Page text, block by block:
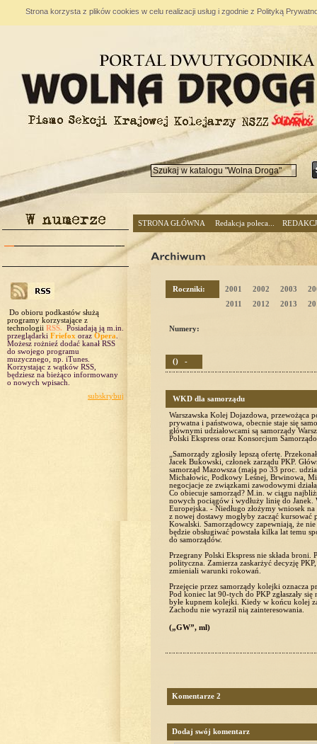
Strona korzysta z plików cookies w celu realizacji usług i zgodnie z Polityką
Do obioru podkastów służą
programy korzystające z
technologii RSS.
Posiadają ją m.in.
przeglądarki Friefox oraz Opera
Możesz rożnieź dodać kanał RSS
do swojego programu
muzycznego, np. iTunes.
Korzystając z wątków RSS,
będziesz na bieżąco informowany
o nowych wpisach.
subskrybuj
STRONA GŁÓWNA Redakcja poleca...
Roczniki: 2001 2002 2003
2011
2012 2013
Numery:
() -
WKD dla samorządu
Warszawska Kolej Dojazdowa, przewożąca
prywatna i państwowa, obecnie staje się
głównymi udziałowcami są samorządy
Polski Ekspress oraz Konsorcjum
„Samorządy zgłosiły lepszą ofertę.
Jacek Bukowski, członek zarządu PKP.
samorząd Mazowsza (mają po 33 proc.
Michałowic, Podkowy Leśnej, Brwinowa,
negocjacje ze związkami zawodowymi
Co obiecuje samorząd? M.in. w ciągu
nowych pociągów i wydłuży linię do Janek.
Europejska. - Niedługo złożymy wniosek
z nowej dostawy mogłyby zacząć kursować
Kowalski. Samorządowcy zapewniają, że
będzie obsługiwać powstała kilka lat temu
do samorządów.
Przegrany Polski Ekspress nie składa
polityczna. Zamierza zaskarżyć decyzję
zmieniali warunki rokowań.
Przejęcie przez samorządy kolejki oznacza
Pod koniec lat 90-tych do PKP zgłaszały
byłe kupnem kolejki. Kiedy w końcu kolej
Zachodu nie wyraził nią zainteresowania.
(„GW”, ml)
Komentarze 2
Dodaj swój komentarz